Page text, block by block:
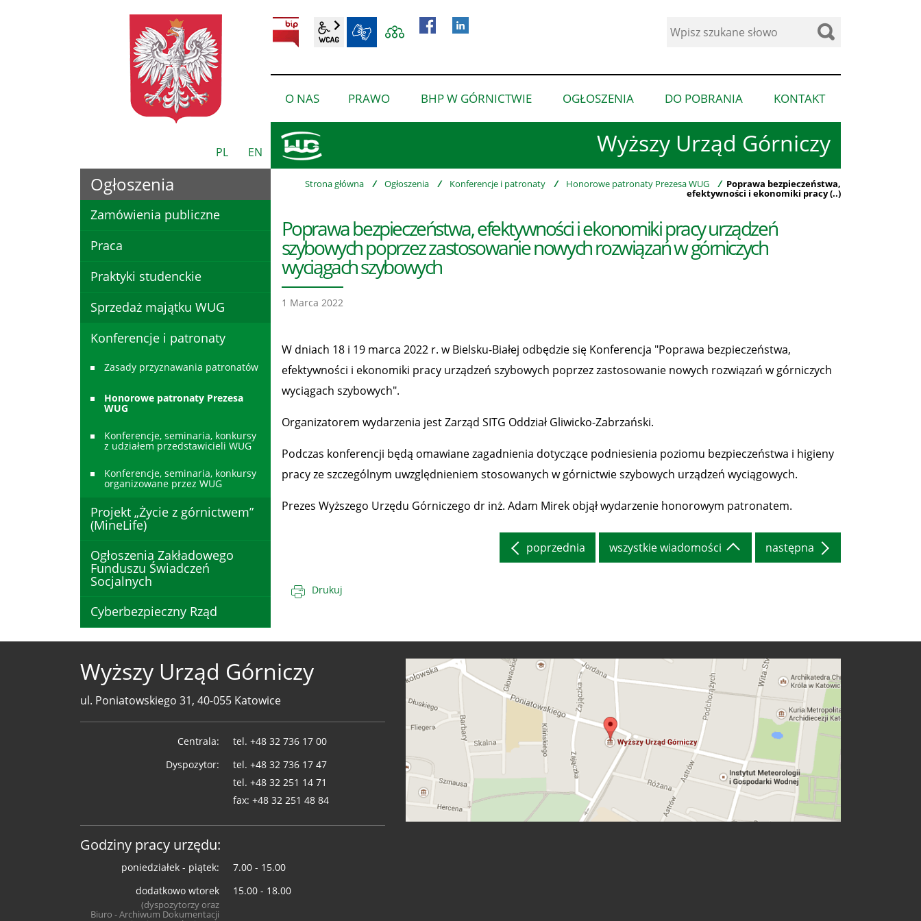
PL EN Wyższy Urząd Górniczy
BIP wcag2.1
Wyszukaj
O NAS
pokaż
podmenu
nas”
PRAWO
pokaż
podmenu
BHP W GÓRNICTWIE
pokaż
podmenu
w
OGŁOSZENIA
pokaż
podmenu
dla
“Ogłoszenia”
DO POBRANIA
pokaż
podmenu
dla
pobrania”
KONTAKT
podmenu
Strona główna / Ogłoszenia / Konferencje i patronaty / Honorowe patronaty Prezesa WUG / Poprawa bezpieczeństwa,
efektywności i ekonomiki pracy (..)
Poprawa bezpieczeństwa, efektywności i ekonomiki pracy urządzeń
szybowych poprzez zastosowanie nowych rozwiązań w górniczych
wyciągach szybowych
1 Marca 2022
W dniach 18 i 19 marca 2022 r. w Bielsku-Białej odbędzie się Konferencja "Poprawa bezpieczeństwa,
efektywności i ekonomiki pracy urządzeń szybowych poprzez zastosowanie nowych rozwiązań w górniczych
wyciągach szybowych".
Organizatorem wydarzenia jest Zarząd SITG Oddział Gliwicko-Zabrzański.
Podczas konferencji będą omawiane zagadnienia dotyczące podniesienia poziomu bezpieczeństwa i higieny
pracy ze szczególnym uwzględnieniem stosowanych w górnictwie szybowych urządzeń wyciągowych.
Prezes Wyższego Urzędu Górniczego dr inż. Adam Mirek objął wydarzenie honorowym patronatem.
poprzednia wszystkie wiadomości następna
Drukuj
Ogłoszenia
Zamówienia publiczne
Praca
Praktyki studenckie
Sprzedaż majątku WUG
Konferencje i patronaty
Zasady przyznawania patronatów
Honorowe patronaty Prezesa
WUG
Konferencje, seminaria, konkursy
z udziałem przedstawicieli WUG
Konferencje, seminaria, konkursy
organizowane przez WUG
Projekt „Życie z górnictwem”
(MineLife)
Ogłoszenia Zakładowego
Funduszu Świadczeń
Socjalnych
Cyberbezpieczny Rząd
Wyższy Urząd Górniczy
ul. Poniatowskiego 31, 40-055 Katowice
Centrala: tel. +48 32 736 17 00
Dyspozytor:
tel. +48 32 736 17 47
tel. +48 32 251 14 71
fax: +48 32 251 48 84
Godziny pracy urzędu:
poniedziałek - piątek:
7.00 - 15.00
dodatkowo wtorek
(dyspozytorzy oraz
Biuro - Archiwum Dokumentacji
15.00 - 18.00